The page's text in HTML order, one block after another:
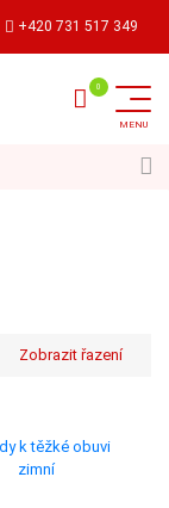
+420 731 517 349